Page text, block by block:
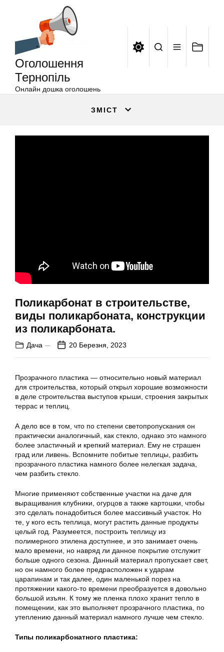
Оголошення
Тернопіль
Онлайн дошка оголошень
ЗМІСТ
Поликарбонат в строительстве,
виды поликарбоната, конструкции
из поликарбоната.
Дача 20 Березня, 2023
Прозрачного пластика — относительно новый материал
для строительства, который открыл хорошие возможности
в деле строительства выступов крыши, строения закрытых
террас и теплиц.
А дело все в том, что по степени светопропускания он
практически аналогичный, как стекло, однако это намного
более эластичный и крепкий материал. Ему не страшен
град или ливень. Вспомните побитые теплицы, разбить
прозрачного пластика намного более нелегкая задача,
чем разбить стекло.
Многие применяют собственные участки на даче для
выращивания клубники, огурцов а также картошки, чтобы
это сделать понадобиться более массивный участок. Но
те, у кого есть теплица, могут растить данные продукты
целый год. Разумеется, построить теплицу из
полимерного этилена доступнее, и это занимает очень
мало времени, но навряд ли данное покрытие отслужит
больше одного сезона. Данный материал пропускает свет,
но он намного более предрасположен к ударам
царапинам и так далее, один маленькой порез на
протяжении какого-то времени преобразуется в довольно
большой изъян. К тому же пленка плохо хранит тепло в
помещении, как это выполняет прозрачного пластика, по
утеплению данный материал намного лучше чем стекло.
Типы поликарбонатного пластика: